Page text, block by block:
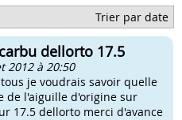
Trier par date
dellorto 17.5
2012 à 20:50
je voudrais savoir quelle
de l'aiguille d'origine sur
17.5 dellorto merci d'avance